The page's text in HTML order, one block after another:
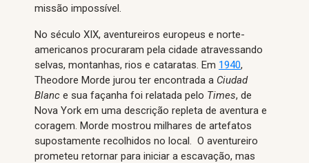
missão impossível.
No século XIX, aventureiros europeus e norte-
americanos procuraram pela cidade atravessando
selvas, montanhas, rios e cataratas. Em 1940,
Theodore Morde jurou ter encontrada a Ciudad
Blanc e sua façanha foi relatada pelo Times, de
Nova York em uma descrição repleta de aventura e
coragem. Morde mostrou milhares de artefatos
supostamente recolhidos no local. O aventureiro
prometeu retornar para iniciar a escavação, mas